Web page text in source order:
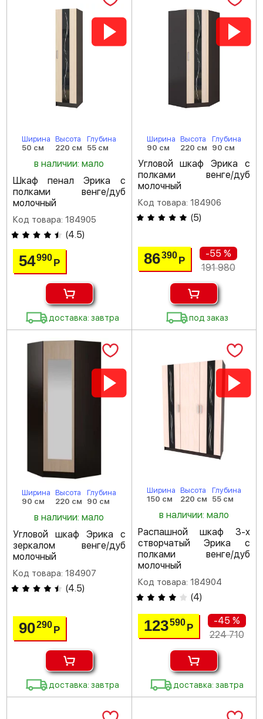
Ширина
50 см
Высота
220 см
Глубина
55 см
в наличии: мало
Шкаф пенал Эрика с
полками венге/дуб
молочный
Код товара: 184905
(4.5)
54990Р
доставка: завтра
Ширина
90 см
Высота
220 см
Глубина
90 см
Угловой шкаф Эрика с
полками венге/дуб
молочный
Код товара: 184906
(5)
86390 Р
-55 %
191 980
под заказ
Ширина
90 см
Высота
220 см
Глубина
90 см
в наличии: мало
Угловой шкаф Эрика с
зеркалом венге/дуб
молочный
Код товара: 184907
(4.5)
90290Р
доставка: завтра
Ширина
150 см
Высота
220 см
Глубина
55 см
в наличии: мало
Распашной шкаф 3-х
створчатый Эрика с
полками венге/дуб
молочный
Код товара: 184904
(4)
123590 Р
-45 %
224 710
доставка: завтра